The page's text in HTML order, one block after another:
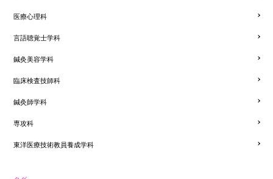
医療心理科
言語聴覚士学科
鍼灸美容学科
臨床検査技師科
鍼灸師学科
専攻科
東洋医療技術教員養成学科